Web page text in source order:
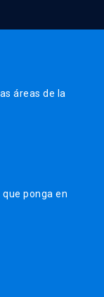
áreas de la
ponga en